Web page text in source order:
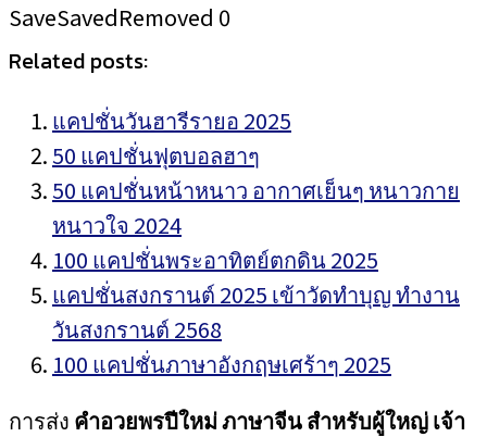
SaveSavedRemoved 0
Related posts:
แคปชั่นวันฮารีรายอ 2025
50 แคปชั่นฟุตบอลฮาๆ
50 แคปชั่นหน้าหนาว อากาศเย็นๆ หนาวกาย
หนาวใจ 2024
100 แคปชั่นพระอาทิตย์ตกดิน 2025
แคปชั่นสงกรานต์ 2025 เข้าวัดทำบุญ ทำงาน
วันสงกรานต์ 2568
100 แคปชั่นภาษาอังกฤษเศร้าๆ 2025
การส่ง คำอวยพรปีใหม่ ภาษาจีน สำหรับผู้ใหญ่ เจ้า